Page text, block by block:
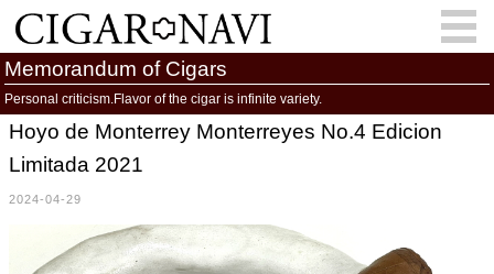
会員登録 お問い合わせ サインイン
Cigar Information Cigar Column
Memorandum of Cigars
Personal criticism.Flavor of the cigar is infinite variety.
Hoyo de Monterrey Monterreyes No.4 Edicion
Limitada 2021
2024-04-29